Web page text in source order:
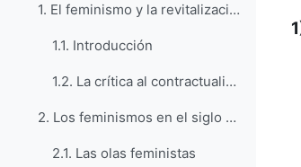
1. El feminismo y la revitalización de la Filosofí...
1.1. Introducción
1.2. La crítica al contractualismo paternal
2. Los feminismos en el siglo XX; algunas nociones...
2.1. Las olas feministas